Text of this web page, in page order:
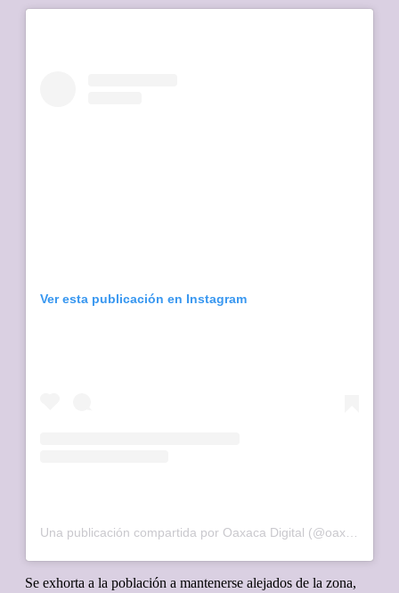
Ver esta publicación en Instagram
Una publicación compartida por Oaxaca Digital (@oaxacadigital)
Se exhorta a la población a mantenerse alejados de la zona,